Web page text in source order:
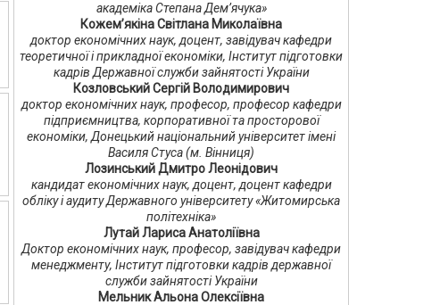
академіка Степана Дем’ячука»
Кожем’якіна Світлана Миколаївна
доктор економічних наук, доцент, завідувач кафедри
теоретичної і прикладної економіки, Інститут підготовки
кадрів Державної служби зайнятості України
Козловський Сергій Володимирович
доктор економічних наук, професор, професор кафедри
підприємництва, корпоративної та просторової
економіки, Донецький національний університет імені
Василя Стуса (м. Вінниця)
Лозинський Дмитро Леонідович
кандидат економічних наук, доцент, доцент кафедри
обліку і аудиту Державного університету «Житомирська
політехніка»
Лутай Лариса Анатоліївна
Доктор економічних наук, професор, завідувач кафедри
менеджменту, Інститут підготовки кадрів державної
служби зайнятості України
Мельник Альона Олексіївна